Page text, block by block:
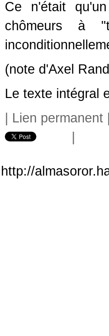
Ce n'était
chômeurs à
(note d'Axel
Le texte intégral
Lien permanent
http://